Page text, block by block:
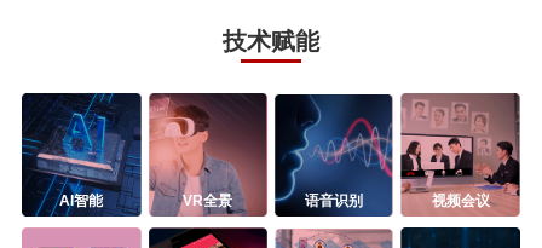
技术赋能
AI智能 VR全景 语音识别 视频会议